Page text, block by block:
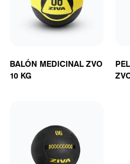
BALÓN MEDICINAL ZVO
10 KG